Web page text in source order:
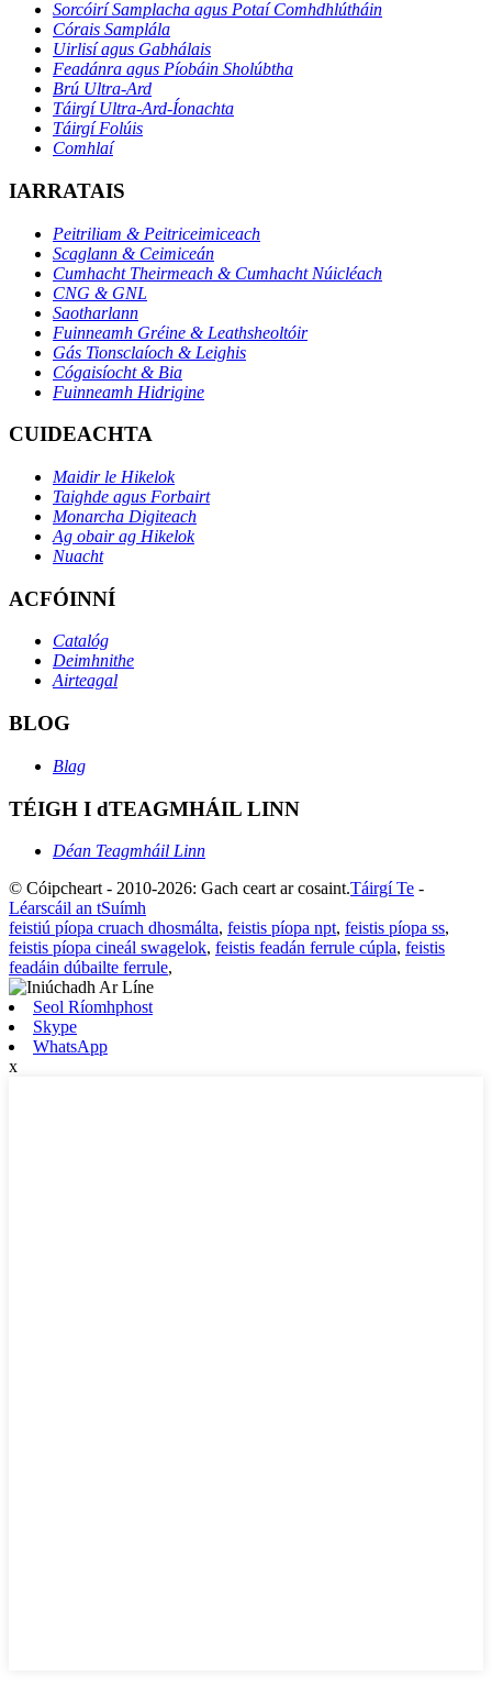
Sorcóirí Samplacha agus Potaí Comhdhlútháin
Córais Samplála
Uirlisí agus Gabhálais
Feadánra agus Píobáin Sholúbtha
Brú Ultra-Ard
Táirgí Ultra-Ard-Íonachta
Táirgí Folúis
Comhlaí
IARRATAIS
Peitriliam & Peitriceimiceach
Scaglann & Ceimiceán
Cumhacht Theirmeach & Cumhacht Núicléach
CNG & GNL
Saotharlann
Fuinneamh Gréine & Leathsheoltóir
Gás Tionsclaíoch & Leighis
Cógaisíocht & Bia
Fuinneamh Hidrigine
CUIDEACHTA
Maidir le Hikelok
Taighde agus Forbairt
Monarcha Digiteach
Ag obair ag Hikelok
Nuacht
ACFÓINNÍ
Catalóg
Deimhnithe
Airteagal
BLOG
Blag
TÉIGH I dTEAGMHÁIL LINN
Déan Teagmháil Linn
© Cóipcheart - 2010-2026: Gach ceart ar cosaint.Táirgí Te -
Léarscáil an tSuímh
feistiú píopa cruach dhosmálta, feistis píopa npt, feistis píopa ss,
feistis píopa cineál swagelok, feistis feadán ferrule cúpla, feistis
feadáin dúbailte ferrule,
Seol Ríomhphost
Skype
WhatsApp
x